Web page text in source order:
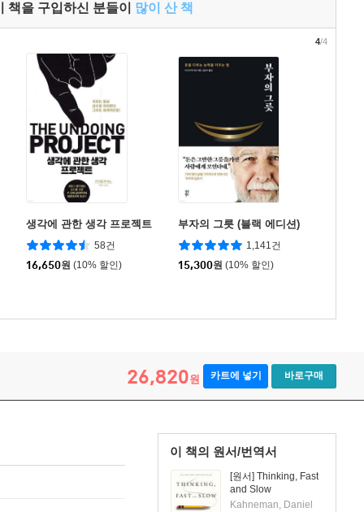
책을 구입하신 분들이 많이 산 책
생각에 관한 생각 프로젝트
58건
16,650원 (10% 할인)
부자의 그릇 (블랙 에디션)
1,141건
15,300원 (10% 할인)
4/4
26,820원 카트에 넣기 바로구매
이 책의 원서/번역서
[원서] Thinking, Fast
and Slow
Kahneman, Daniel